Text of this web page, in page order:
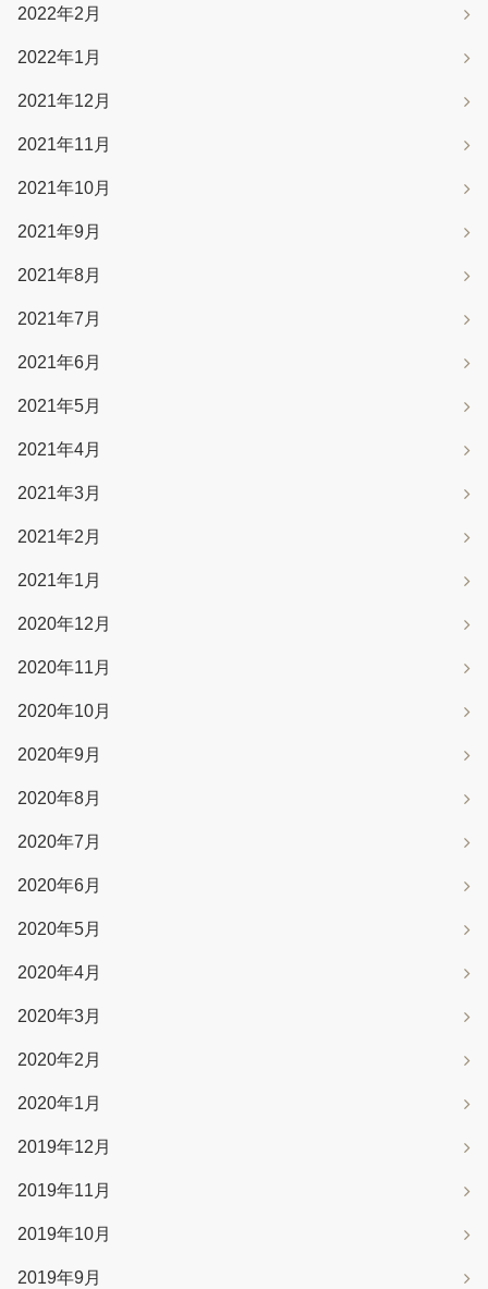
2022年2月
2022年1月
2021年12月
2021年11月
2021年10月
2021年9月
2021年8月
2021年7月
2021年6月
2021年5月
2021年4月
2021年3月
2021年2月
2021年1月
2020年12月
2020年11月
2020年10月
2020年9月
2020年8月
2020年7月
2020年6月
2020年5月
2020年4月
2020年3月
2020年2月
2020年1月
2019年12月
2019年11月
2019年10月
2019年9月